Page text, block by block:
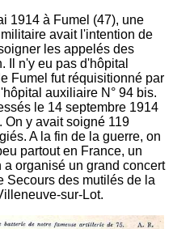
1914 à Fumel (47), une
avait l'intention de
les appelés des
Il n'y eu pas d'hôpital
Fumel fut réquisitionné par
auxiliaire N° 94 bis.
le 14 septembre 1914
On y avait soigné 119
A la fin de la guerre, on
partout en France, un
organisé un grand concert
Secours des mutilés de la
sur-Lot.